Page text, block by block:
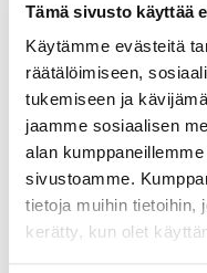
Tämä sivusto käyttää
Käytämme evästeitä
räätälöimiseen,
tukemiseen ja
jaamme sosiaalisen
alan
sivustoamme.
tietoja muihin tietoihin,
kerätty, kun olet
Tutustu